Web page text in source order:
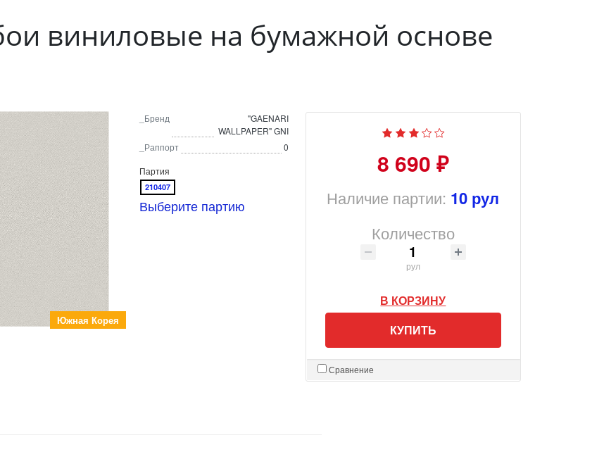
виниловые на бумажной основе
Южная Корея
_Бренд
"GAENARI
WALLPAPER" GNI
_Раппорт
0
Партия
210407
Выберите партию
8 690 ₽
Наличие партии: 10 рул
Количество
рул
В КОРЗИНУ
КУПИТЬ
Сравнение